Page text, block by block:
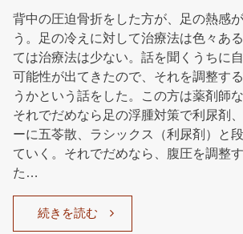
背中の圧迫骨折をした方が、足の熱感
う。足の冷えに対して治療法は色々あ
ては治療法は少ない。話を聞くうちに
可能性が出てきたので、それを調整す
うかという話をした。この方は薬剤師
それでだめなら足の浮腫対策で利尿剤
ーに五苓散、ラシックス（利尿剤）と
ていく。それでだめなら、腹圧を調整
た…
続きを読む